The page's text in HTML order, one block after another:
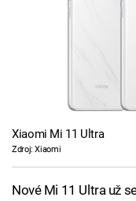
Xiaomi Mi 11 Ultra
Zdroj: Xiaomi
Nové Mi 11 Ultra už